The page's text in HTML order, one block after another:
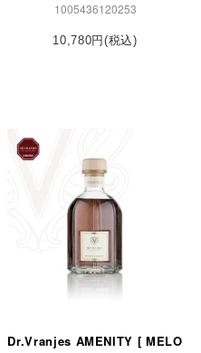
1005436120253
10,780円(税込)
Dr.Vranjes AMENITY [ MELO